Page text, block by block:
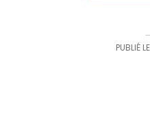
PUBLIÉ LE